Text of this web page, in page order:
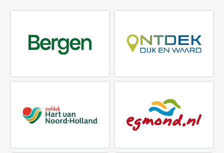
opnieuw te worden verkocht